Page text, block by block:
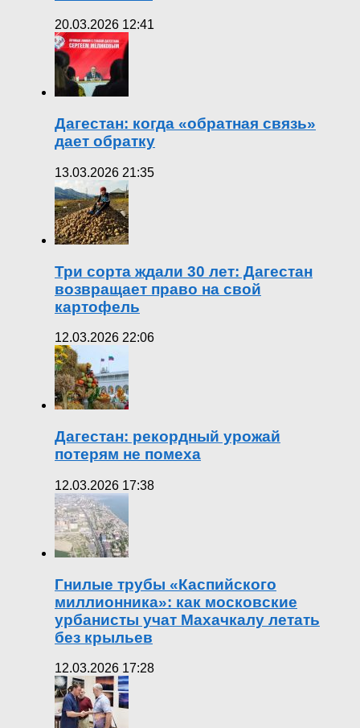
20.03.2026 12:41
Дагестан: когда «обратная связь»
дает обратку
13.03.2026 21:35
Три сорта ждали 30 лет: Дагестан
возвращает право на свой
картофель
12.03.2026 22:06
Дагестан: рекордный урожай
потерям не помеха
12.03.2026 17:38
Гнилые трубы «Каспийского
миллионника»: как московские
урбанисты учат Махачкалу летать
без крыльев
12.03.2026 17:28